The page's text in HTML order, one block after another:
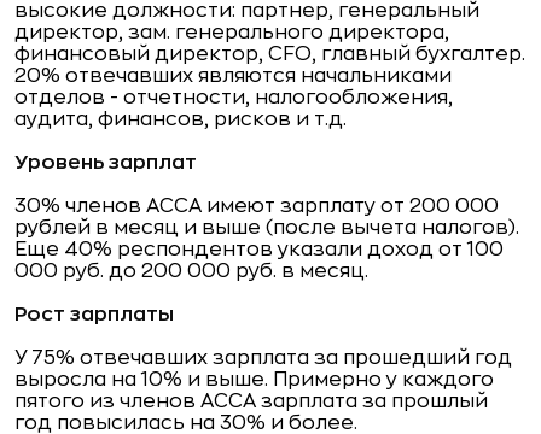
высокие должности: партнер, генеральный
директор, зам. генерального директора,
финансовый директор, CFO, главный бухгалтер.
20% отвечавших являются начальниками
отделов - отчетности, налогообложения,
аудита, финансов, рисков и т.д.
Уровень зарплат
30% членов АССА имеют зарплату от 200 000
рублей в месяц и выше (после вычета налогов).
Еще 40% респондентов указали доход от 100
000 руб. до 200 000 руб. в месяц.
Рост зарплаты
У 75% отвечавших зарплата за прошедший год
выросла на 10% и выше. Примерно у каждого
пятого из членов АССА зарплата за прошлый
год повысилась на 30% и более.